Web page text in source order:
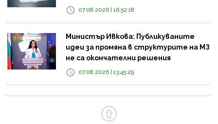
07.08.2026 | 16:52:18
Министър Ивкова: Публикуваните
идеи за промяна в структурите на МЗ
не са окончателни решения
07.08.2026 | 13:45:29